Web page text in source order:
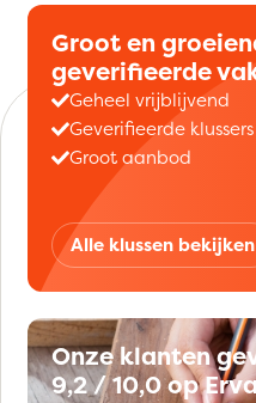
Groot en
geverifieerde
Geheel vrijblijvend
Geverifieerde klussers
Groot aanbod
Alle klussen bekijken
Onze klanten
9,2 / 10,0 op